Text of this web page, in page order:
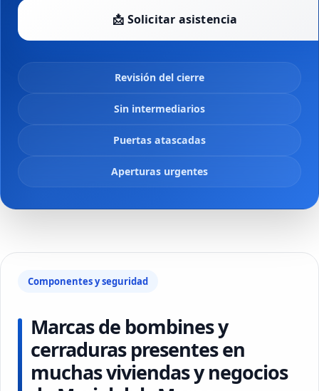
📩 Solicitar asistencia
Revisión del cierre
Sin intermediarios
Puertas atascadas
Aperturas urgentes
Componentes y seguridad
Marcas de bombines y
cerraduras presentes en
muchas viviendas y negocios